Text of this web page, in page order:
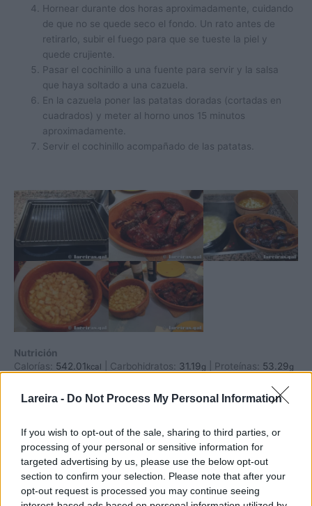
Lareira - Do Not Process My Personal Information
If you wish to opt-out of the sale, sharing to third parties, or
processing of your personal or sensitive information for
targeted advertising by us, please use the below opt-out
section to confirm your selection. Please note that after your
opt-out request is processed you may continue seeing
Hornear durante dos horas aproximadamente, cuidando
de que no se quede seco el fondo. Un rato antes de
retirarlo, subir el fuego para que se tueste la piel y
quede crujiente.
Pasar el cochinillo a una fuente para servir y la salsa
que haya soltado a una cazuela.
En la cazuela poner las patatas doradas (cortadas en
cuadrados) y meter al horno unos 15 minutos
aproximadamente.
Servir el cochinillo acompañado de las patatas.
Nutrición
Calorías: 542.01kcal Carbohidratos: 31.19g Proteínas: 53.29g
Sodio:208.02mg|Potasio:1612.5mg|Fibra:3.75g|Azúcar:
66.72mg|Hierro:4.6mg